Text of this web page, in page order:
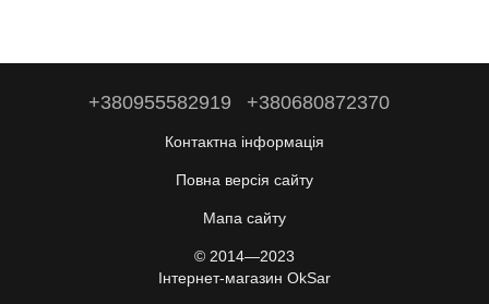
+380955582919 +380680872370
Контактна інформація
Повна версія сайту
Мапа сайту
© 2014—2023
Інтернет-магазин OkSar